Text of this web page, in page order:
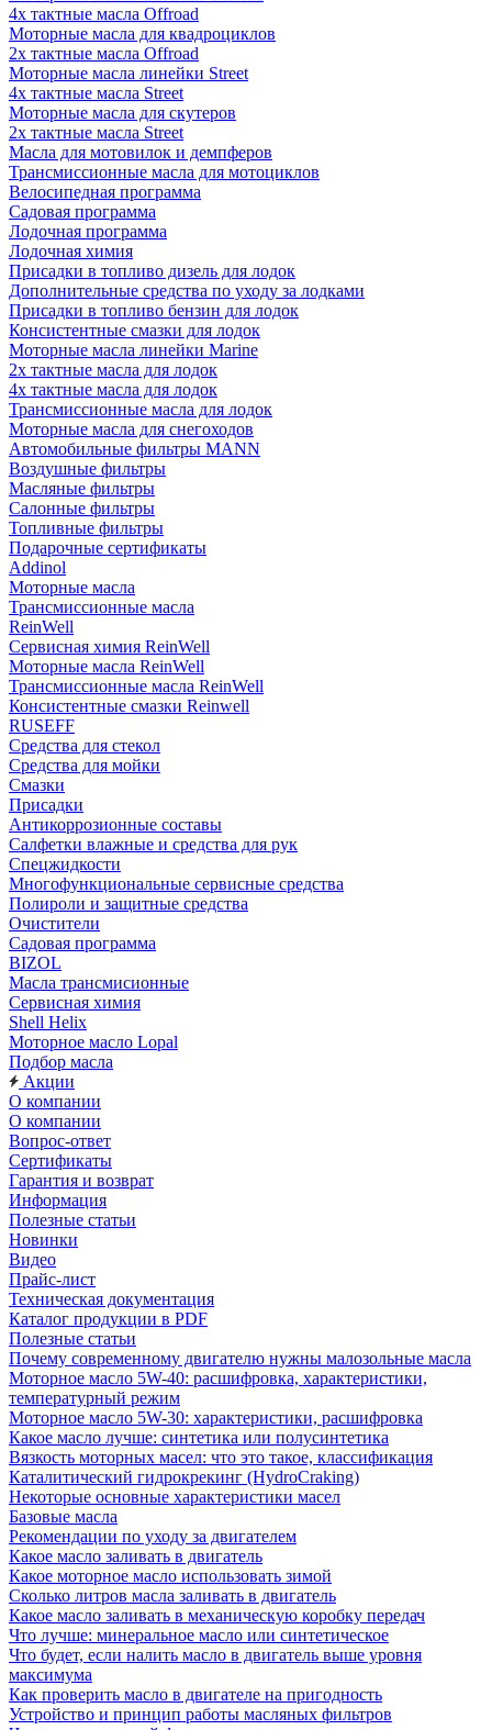
4х тактные масла Offroad
Моторные масла для квадроциклов
2х тактные масла Offroad
Моторные масла линейки Street
4х тактные масла Street
Моторные масла для скутеров
2х тактные масла Street
Масла для мотовилок и демпферов
Трансмиссионные масла для мотоциклов
Велосипедная программа
Садовая программа
Лодочная программа
Лодочная химия
Присадки в топливо дизель для лодок
Дополнительные средства по уходу за лодками
Присадки в топливо бензин для лодок
Консистентные смазки для лодок
Моторные масла линейки Marine
2х тактные масла для лодок
4х тактные масла для лодок
Трансмиссионные масла для лодок
Моторные масла для снегоходов
Автомобильные фильтры MANN
Воздушные фильтры
Масляные фильтры
Салонные фильтры
Топливные фильтры
Подарочные сертификаты
Addinol
Моторные масла
Трансмиссионные масла
ReinWell
Сервисная химия ReinWell
Моторные масла ReinWell
Трансмиссионные масла ReinWell
Консистентные смазки Reinwell
RUSEFF
Средства для стекол
Средства для мойки
Смазки
Присадки
Антикоррозионные составы
Салфетки влажные и средства для рук
Спецжидкости
Многофункциональные сервисные средства
Полироли и защитные средства
Очистители
Садовая программа
BIZOL
Масла трансмисионные
Сервисная химия
Shell Helix
Моторное масло Lopal
Подбор масла
Акции
О компании
О компании
Вопрос-ответ
Сертификаты
Гарантия и возврат
Информация
Полезные статьи
Новинки
Видео
Прайс-лист
Техническая документация
Каталог продукции в PDF
Полезные статьи
Почему современному двигателю нужны малозольные масла
Моторное масло 5W-40: расшифровка, характеристики,
температурный режим
Моторное масло 5W-30: характеристики, расшифровка
Какое масло лучше: синтетика или полусинтетика
Вязкость моторных масел: что это такое, классификация
Каталитический гидрокрекинг (НydroСraking)
Некоторые основные характеристики масел
Базовые масла
Рекомендации по уходу за двигателем
Какое масло заливать в двигатель
Какое моторное масло использовать зимой
Сколько литров масла заливать в двигатель
Какое масло заливать в механическую коробку передач
Что лучше: минеральное масло или синтетическое
Что будет, если налить масло в двигатель выше уровня
максимума
Как проверить масло в двигателе на пригодность
Устройство и принцип работы масляных фильтров